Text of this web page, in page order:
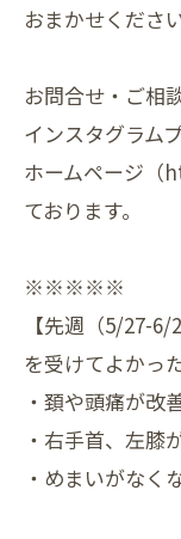
おまかせくださ
お問合せ・ご相
インスタグラム
ホームページ
ております。
※※※※※
【先週（5/27-
を受けてよかっ
・頚や頭痛が改
・右手首、左膝
・めまいがなく